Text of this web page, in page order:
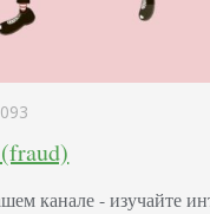
канале - изучайте